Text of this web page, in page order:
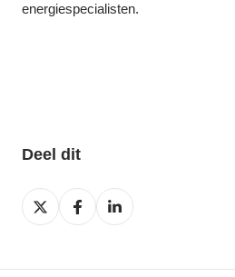
energiespecialisten.
Deel dit
Deel
op
Deel
op
Deel
op